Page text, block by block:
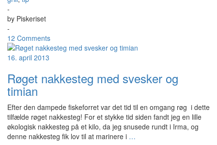
-
by Piskeriset
-
12 Comments
16. april 2013
Røget nakkesteg med svesker og
timian
Efter den dampede fiskeforret var det tid til en omgang røg i dette
tilfælde røget nakkesteg! For et stykke tid siden fandt jeg en lille
økologisk nakkesteg på et kilo, da jeg snusede rundt i Irma, og
denne nakkesteg fik lov til at marinere i …